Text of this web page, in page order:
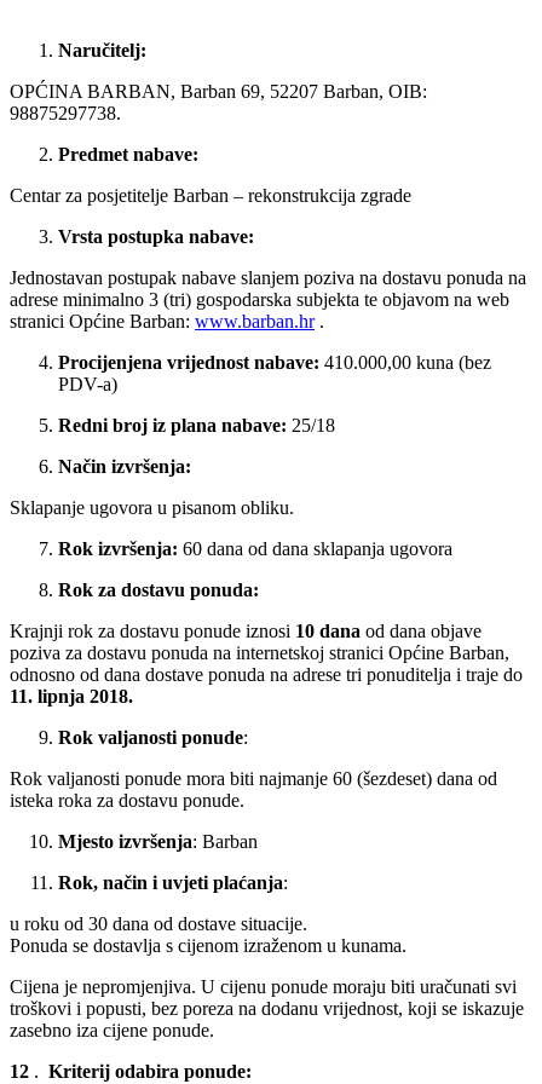
Naručitelj:
OPĆINA BARBAN, Barban 69, 52207 Barban, OIB:
98875297738.
Predmet nabave:
Centar za posjetitelje Barban – rekonstrukcija zgrade
Vrsta postupka nabave:
Jednostavan postupak nabave slanjem poziva na dostavu ponuda na
adrese minimalno 3 (tri) gospodarska subjekta te objavom na web
stranici Općine Barban: www.barban.hr.
Procijenjena vrijednost nabave: 410.000,00 kuna (bez
PDV-a)
Redni broj iz plana nabave: 25/18
Način izvršenja:
Sklapanje ugovora u pisanom obliku.
Rok izvršenja: 60 dana od dana sklapanja ugovora
Rok za dostavu ponuda:
Krajnji rok za dostavu ponude iznosi 10 dana od dana objave
poziva za dostavu ponuda na internetskoj stranici Općine Barban,
odnosno od dana dostave ponuda na adrese tri ponuditelja i traje do
11. lipnja 2018.
Rok valjanosti ponude:
Rok valjanosti ponude mora biti najmanje 60 (šezdeset) dana od
isteka roka za dostavu ponude.
Mjesto izvršenja: Barban
Rok, način i uvjeti plaćanja:
u roku od 30 dana od dostave situacije.
Ponuda se dostavlja s cijenom izraženom u kunama.
Cijena je nepromjenjiva. U cijenu ponude moraju biti uračunati svi
troškovi i popusti, bez poreza na dodanu vrijednost, koji se iskazuje
zasebno iza cijene ponude.
12 . Kriterij odabira ponude: